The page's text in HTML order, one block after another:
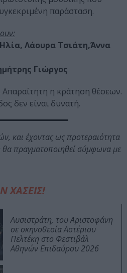
παράσταση.
Λάουρα Τσιάτη,Άννα
Γιώργος
Απαραίτητη η κράτηση θέσεων.
δεν είναι δυνατή.
και έχοντας ως προτεραιότητα
θα πραγματοποιηθεί σύμφωνα με
ΧΑΣΕΙΣ!
Λυσιστράτη, του Αριστοφάνη
σε σκηνοθεσία Αστέριου
Πελτέκη στο Φεστιβάλ
Αθηνών Επιδαύρου 2026